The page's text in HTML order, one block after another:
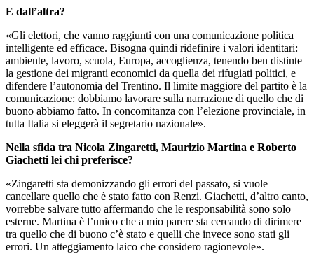
E dall’altra?
«Gli elettori, che vanno raggiunti con una comunicazione politica
intelligente ed efficace. Bisogna quindi ridefinire i valori identitari:
ambiente, lavoro, scuola, Europa, accoglienza, tenendo ben distinte
la gestione dei migranti economici da quella dei rifugiati politici, e
difendere l’autonomia del Trentino. Il limite maggiore del partito è la
comunicazione: dobbiamo lavorare sulla narrazione di quello che di
buono abbiamo fatto. In concomitanza con l’elezione provinciale, in
tutta Italia si eleggerà il segretario nazionale».
Nella sfida tra Nicola Zingaretti, Maurizio Martina e Roberto
Giachetti lei chi preferisce?
«Zingaretti sta demonizzando gli errori del passato, si vuole
cancellare quello che è stato fatto con Renzi. Giachetti, d’altro canto,
vorrebbe salvare tutto affermando che le responsabilità sono solo
esterne. Martina è l’unico che a mio parere sta cercando di dirimere
tra quello che di buono c’è stato e quelli che invece sono stati gli
errori. Un atteggiamento laico che considero ragionevole».